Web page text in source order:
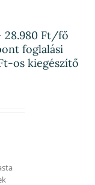
28.980 Ft/fő
foglalási
os kiegészítő